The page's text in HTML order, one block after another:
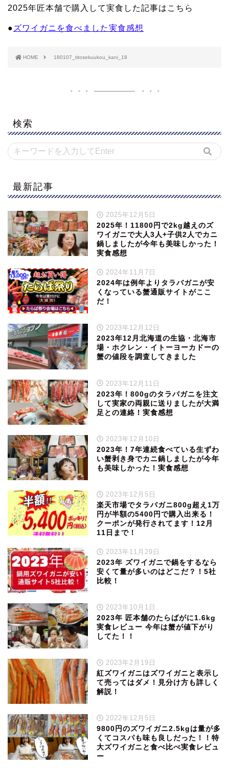
2025年匠本舗で購入して実食した記事はこちら
● ズワイガニを食べました実食感想
HOME 180107_titosekuukou_kani_18
検索
最新記事
2025年12月5日
2025年！11800円で2kg越えのズ
ワイガニで大人3人+子供2人でカニ
鍋しましたが今年も美味しかった！
実食感想
2024年11月7日
2024年は例年よりタラバガニが安
くなっている蟹通販サイトがここ
だ！
2023年12月12日
2023年12月北海道の生協・北海市
場・ホクレン・イトーヨーカドーの
蟹の値段を調査してきました
2023年12月11日
2023年！800gのタラバガニを注文
して実家の両親に送りましたが大満
足との連絡！実食感想
2023年12月10日
2023年！7年連続食べている生ずわ
い蟹剥き身でカニ鍋しましたが今年
も美味しかった！実食感想
2023年12月5日
楽天市場でタラバガニ800g超え1万
円が半額の5400円で購入出来る！
クーポンが発行されてます！12月
11日まで！
2023年11月29日
2023年 ズワイガニで鍋をするなら
安くて量が多いのはどこだ？！5社
比較！
2023年10月1日
2023年 匠本舗のたらばがに1.6kg
実食レビュー 今年は蟹が値下がり
してた！！
2023年2月19日
紅ズワイガニはズワイガニと表示し
て売ってはダメ！見分け方も詳しく
解説！
2022年12月5日
9800円のズワイガニ2.5kgは量が多
くてコスパも味も良しだった！！特
大ズワイガニと食べ比べ実食レビュ
ー